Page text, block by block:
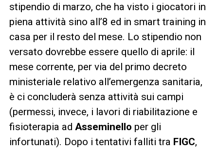
stipendio di marzo, che ha visto i giocatori in
piena attività sino all’8 ed in smart training in
casa per il resto del mese. Lo stipendio non
versato dovrebbe essere quello di aprile: il
mese corrente, per via del primo decreto
ministeriale relativo all’emergenza sanitaria,
è ci concluderà senza attività sui campi
(permessi, invece, i lavori di riabilitazione e
fisioterapia ad Asseminello per gli
infortunati). Dopo i tentativi falliti tra FIGC,